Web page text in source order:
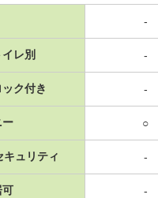
-
レ別 -
ク付き -
ー ○
キュリティ -
可 -